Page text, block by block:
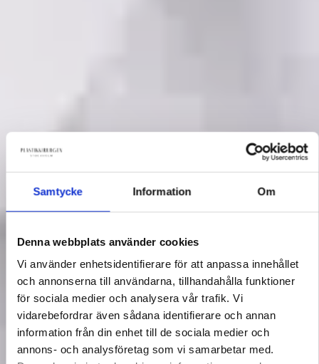
Samtycke Information Om
Denna webbplats använder cookies
Vi använder enhetsidentifierare för att anpassa innehållet
och annonserna till användarna, tillhandahålla funktioner
för sociala medier och analysera vår trafik. Vi
vidarebefordrar även sådana identifierare och annan
information från din enhet till de sociala medier och
annons- och analysföretag som vi samarbetar med.